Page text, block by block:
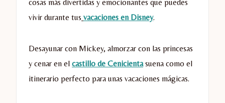
cosas más divertidas y emocionantes que puedes
vivir durante tus vacaciones en Disney.
Desayunar con Mickey, almorzar con las princesas
y cenar en el castillo de Cenicientasuena como el
itinerario perfecto para unas vacaciones mágicas.